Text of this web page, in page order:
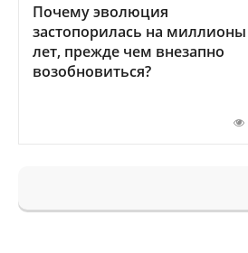
Почему эволюция
застопорилась на миллионы
лет, прежде чем внезапно
возобновиться?